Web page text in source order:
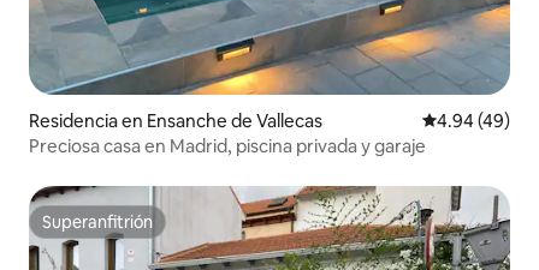
Residencia en Ensanche de Vallecas Calificación
4.94 (49)
Preciosa casa en Madrid, piscina privada y garaje
Superanfitrión
Superanfitrión